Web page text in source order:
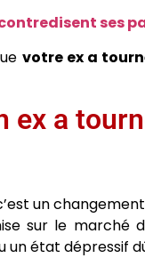
ses
votre ex a
ex a
un
sur le marché
état dépressif